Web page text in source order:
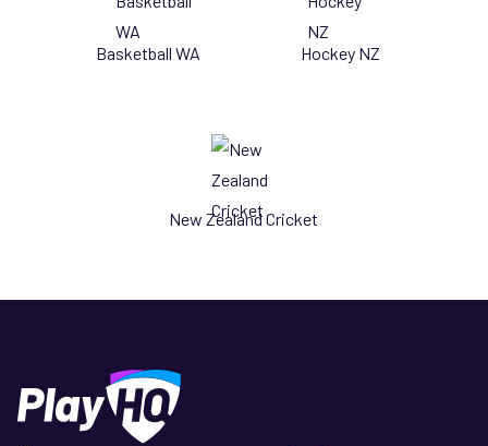
Basketball WA Hockey NZ
New Zealand Cricket